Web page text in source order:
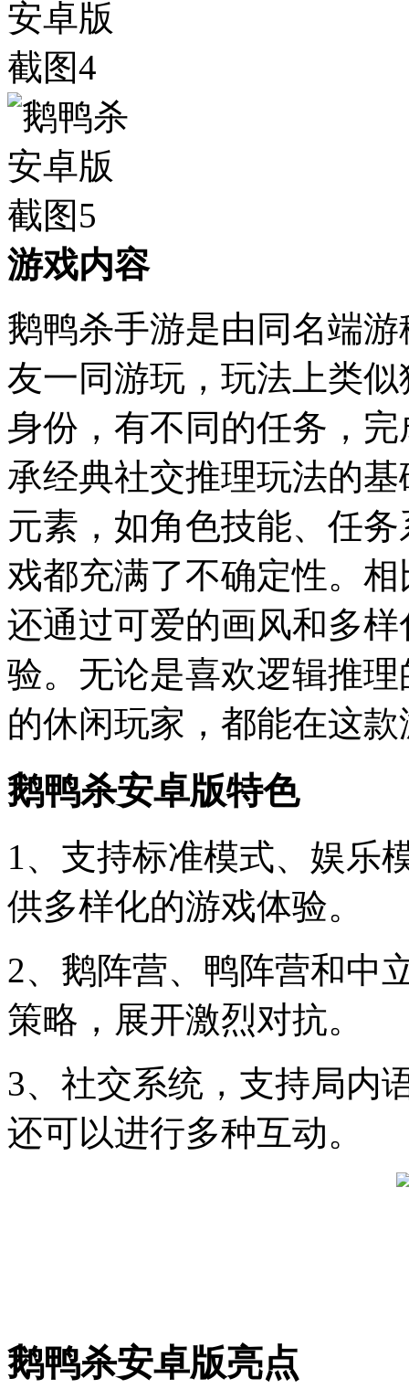
游戏内容
鹅鸭杀手游是由同名端
友一同游玩，玩法上类
身份，有不同的任务，
承经典社交推理玩法的
元素，如角色技能、任
戏都充满了不确定性。
还通过可爱的画风和多
验。无论是喜欢逻辑推
的休闲玩家，都能在这
鹅鸭杀安卓版特色
1、支持标准模式、娱乐
供多样化的游戏体验。
2、鹅阵营、鸭阵营和中
策略，展开激烈对抗。
3、社交系统，支持局内
还可以进行多种互动。
鹅鸭杀安卓版亮点